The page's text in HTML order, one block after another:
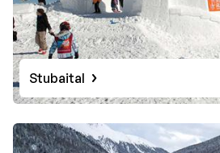
Stubaital